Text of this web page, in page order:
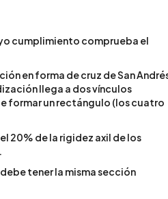
cumplimiento comprueba el
en forma de cruz de San
llega a dos vínculos
formar un rectángulo (los cuatro
20% de la rigidez axil de los
tener la misma sección